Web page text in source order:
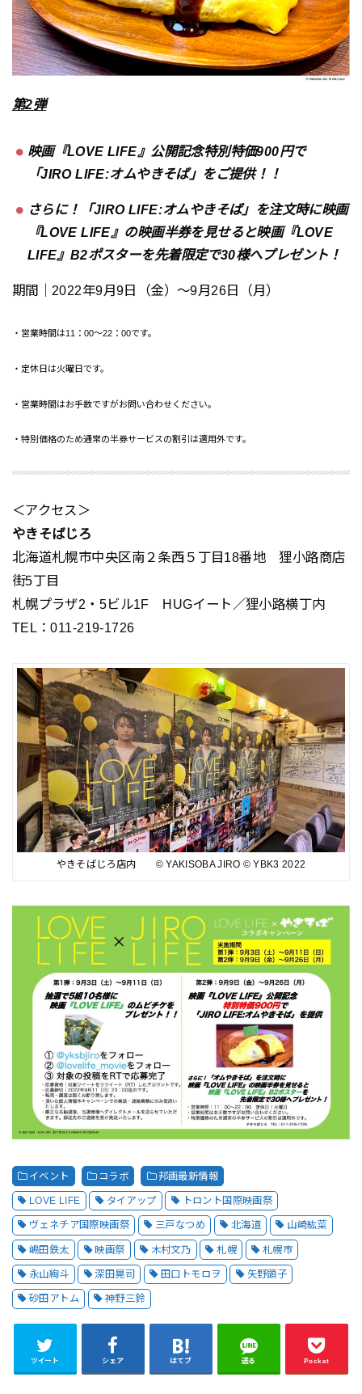
第2弾
映画『LOVE LIFE』公開記念特別特価900円で
「JIRO LIFE:オムやきそば」をご提供！！
さらに！「JIRO LIFE:オムやきそば」を注文時に映画
『LOVE LIFE』の映画半券を見せると映画『LOVE
LIFE』B2ポスターを先着限定で30様へプレゼント！
期間｜2022年9月9日（金）〜9月26日（月）
・営業時間は11：00～22：00です。
・定休日は火曜日です。
・営業時間はお手数ですがお問い合わせください。
・特別価格のため通常の半券サービスの割引は適用外です。
＜アクセス＞
やきそばじろ
北海道札幌市中央区南２条西５丁目18番地 狸小路商店
街5丁目
札幌プラザ2・5ビル1F HUGイート／狸小路横丁内
TEL：011-219-1726
やきそばじろ店内 ©︎ YAKISOBA JIRO ©︎ YBK3 2022
イベント コラボ 邦画最新情報
LOVE LIFE タイアップ トロント国際映画祭
ヴェネチア国際映画祭 三戸なつめ 北海道 山崎紘菜
嶋田鉄太 映画祭 木村文乃 札幌 札幌市
永山絢斗 深田晃司 田口トモロヲ 矢野顕子
砂田アトム 神野三鈴
ツイート シェア はてブ 送る Pocket